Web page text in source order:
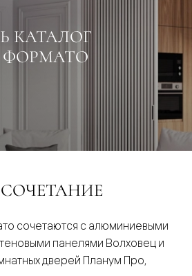
КАТАЛОГ
ФОРМАТО
сочетаются с алюминиевыми
панелями Волховец и
дверей Планум Про,